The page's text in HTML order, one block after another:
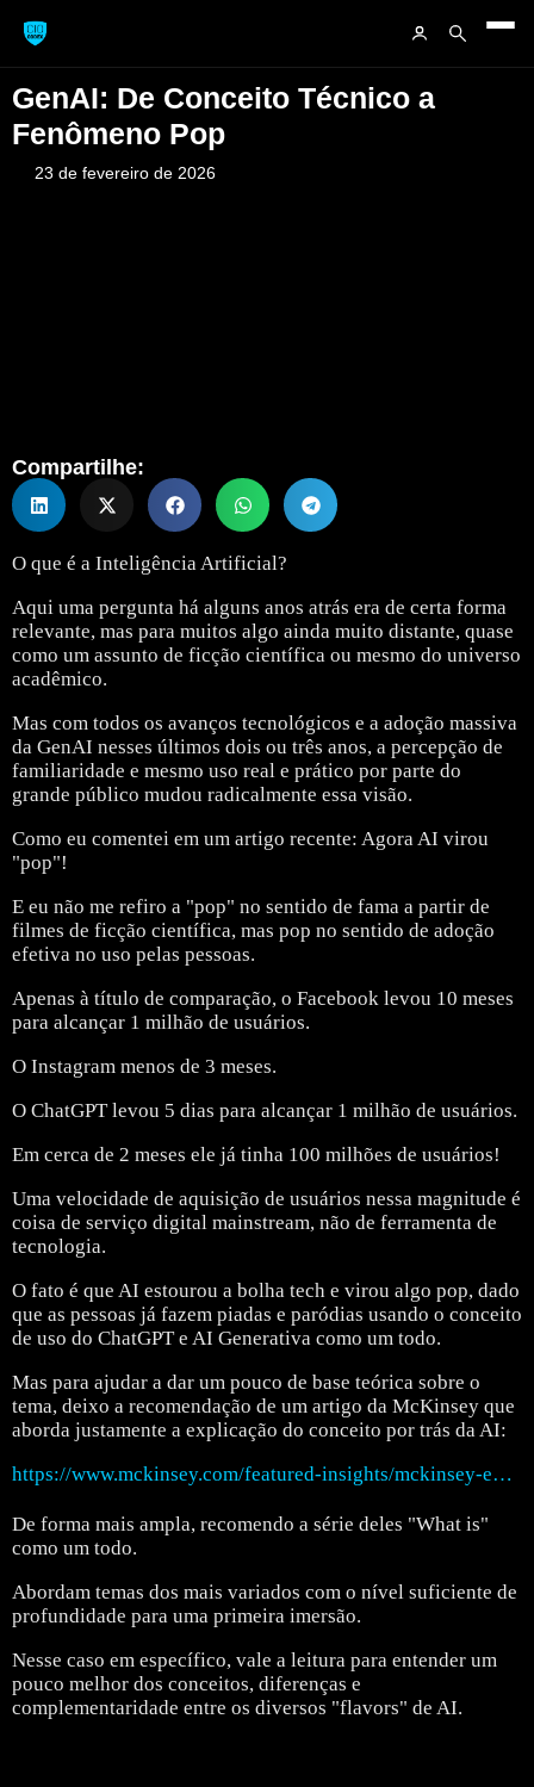
GenAI: De Conceito Técnico a
Fenômeno Pop
23 de fevereiro de 2026
Compartilhe:
O que é a Inteligência Artificial?
Aqui uma pergunta há alguns anos atrás era de certa forma
relevante, mas para muitos algo ainda muito distante, quase
como um assunto de ficção científica ou mesmo do universo
acadêmico.
Mas com todos os avanços tecnológicos e a adoção massiva
da GenAI nesses últimos dois ou três anos, a percepção de
familiaridade e mesmo uso real e prático por parte do
grande público mudou radicalmente essa visão.
Como eu comentei em um artigo recente: Agora AI virou
"pop"!
E eu não me refiro a "pop" no sentido de fama a partir de
filmes de ficção científica, mas pop no sentido de adoção
efetiva no uso pelas pessoas.
Apenas à título de comparação, o Facebook levou 10 meses
para alcançar 1 milhão de usuários.
O Instagram menos de 3 meses.
O ChatGPT levou 5 dias para alcançar 1 milhão de usuários.
Em cerca de 2 meses ele já tinha 100 milhões de usuários!
Uma velocidade de aquisição de usuários nessa magnitude é
coisa de serviço digital mainstream, não de ferramenta de
tecnologia.
O fato é que AI estourou a bolha tech e virou algo pop, dado
que as pessoas já fazem piadas e paródias usando o conceito
de uso do ChatGPT e AI Generativa como um todo.
Mas para ajudar a dar um pouco de base teórica sobre o
tema, deixo a recomendação de um artigo da McKinsey que
aborda justamente a explicação do conceito por trás da AI:
https://www.mckinsey.com/featured-insights/mckinsey-explainers/what-is-ai#/
De forma mais ampla, recomendo a série deles "What is"
como um todo.
Abordam temas dos mais variados com o nível suficiente de
profundidade para uma primeira imersão.
Nesse caso em específico, vale a leitura para entender um
pouco melhor dos conceitos, diferenças e
complementaridade entre os diversos "flavors" de AI.